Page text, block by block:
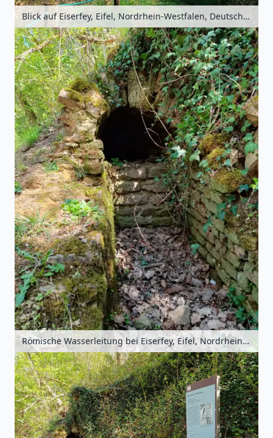
Blick auf Eiserfey, Eifel, Nordrhein-Westfalen, Deutschland
Römische Wasserleitung bei Eiserfey, Eifel, Nordrhein-Westfalen, Deutschland